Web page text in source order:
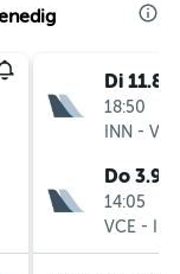
Di 11.8.
18:50
INN - VCE
Do 3.9.
14:05
VCE -